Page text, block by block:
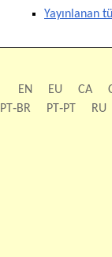
Yayınlanan
EN EU CA
PT‑BR
PT‑PT RU